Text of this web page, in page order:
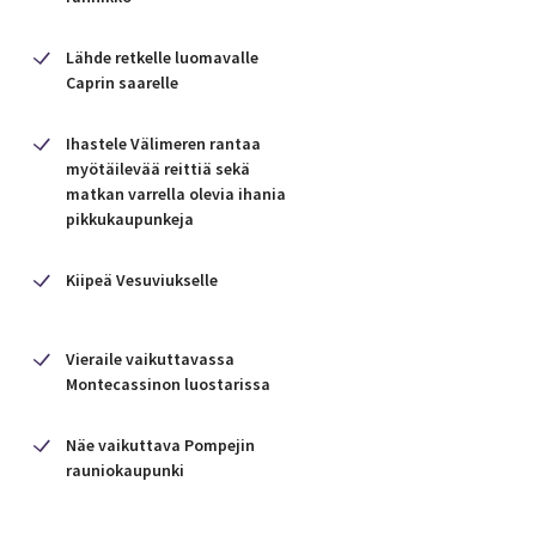
Sitruunaviljelmiä näkyy matkan varrella useita.
Yksi puu voi tuottaa jopa 600 hedelmää vuodessa,
tarvitse potea.
Lähde retkelle luomavalle
Caprin saarelle
Ihastele Välimeren rantaa
myötäilevää reittiä sekä
matkan varrella olevia ihania
pikkukaupunkeja
Kiipeä Vesuviukselle
Vieraile vaikuttavassa
Montecassinon luostarissa
Näe vaikuttava Pompejin
rauniokaupunki